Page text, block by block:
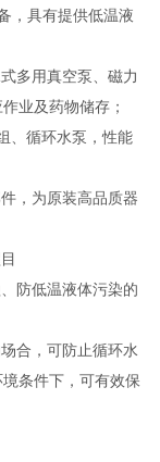
，具有提供低温液
多用真空泵、磁力
业及药物储存；
、循环水泵，性能
，为原装高品质器
防低温液体污染的
合，可防止循环水
条件下，可有效保